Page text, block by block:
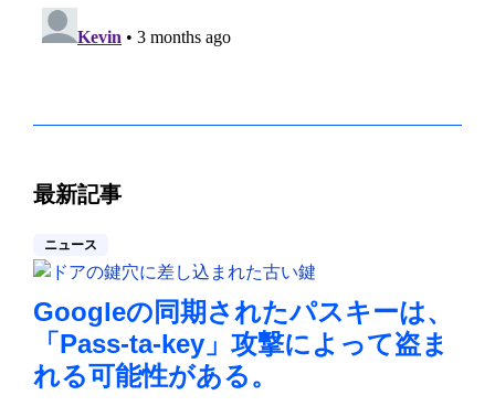
最新記事
ニュース
Googleの同期されたパスキーは、
「Pass-ta-key」攻撃によって盗ま
れる可能性がある。